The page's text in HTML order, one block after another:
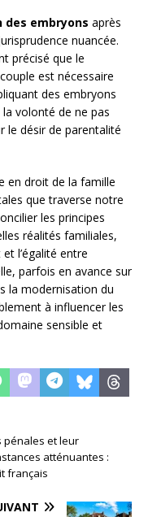
des embryons après
nuancée.
précisé que le
est nécessaire
des embryons
la volonté de ne pas
le désir de parentalité
en droit de la famille
que traverse notre
les principes
réalités familiales,
l’égalité entre
parfois en avance sur
la modernisation du
à influencer les
sensible et
pénales et leur
atténuantes :
français